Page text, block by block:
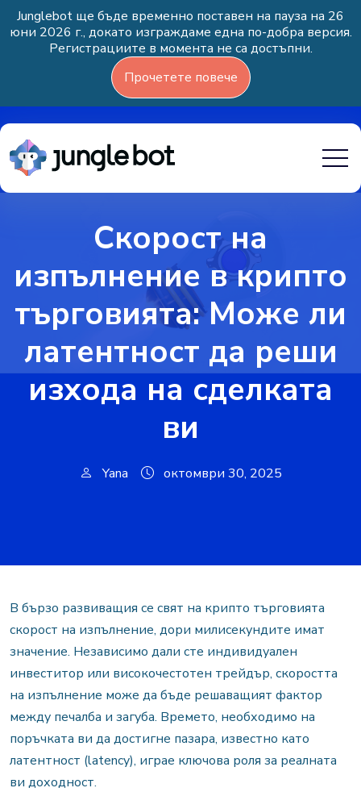
Junglebot ще бъде временно поставен на пауза на 26
юни 2026 г., докато изграждаме една по-добра версия.
Регистрациите в момента не са достъпни.
Прочетете повече
Скорост на
изпълнение в крипто
търговията: Може ли
латентност да реши
изхода на сделката
ви
Yana октомври 30, 2025
В бързо развиващия се свят на крипто търговията
скорост на изпълнение, дори милисекундите имат
значение. Независимо дали сте индивидуален
инвеститор или високочестотен трейдър, скоростта
на изпълнение може да бъде решаващият фактор
между печалба и загуба. Времето, необходимо на
поръчката ви да достигне пазара, известно като
латентност (latency), играе ключова роля за реалната
ви доходност.